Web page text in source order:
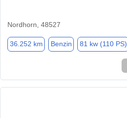
Nordhorn, 48527
36.252 km Benzin 81 kw (110 PS)